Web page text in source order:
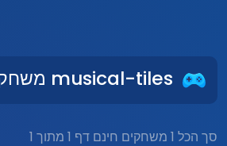
סך הכל 1 משחקים חינם דף 1 מתוך 1